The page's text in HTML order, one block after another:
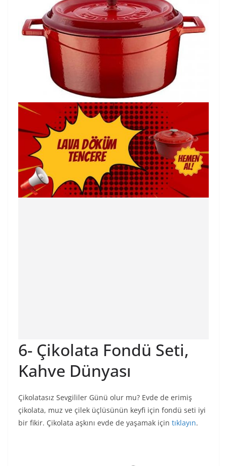
6- Çikolata Fondü Seti,
Kahve Dünyası
Çikolatasız Sevgililer Günü olur mu? Evde de erimiş
çikolata, muz ve çilek üçlüsünün keyfi için fondü seti iyi
bir fikir. Çikolata aşkını evde de yaşamak için tıklayın.